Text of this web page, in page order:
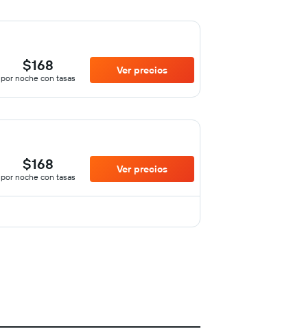
$168
por noche con tasas
Ver precios
$168
por noche con tasas
Ver precios